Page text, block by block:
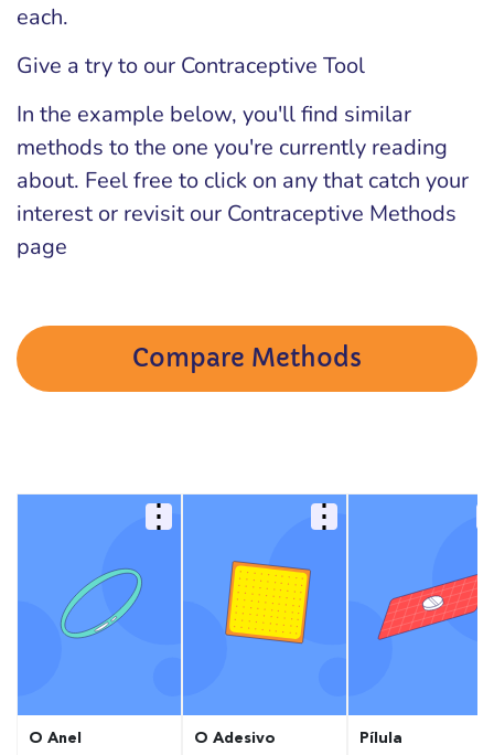
each.
Give a try to our Contraceptive Tool
In the example below, you'll find similar
methods to the one you're currently reading
about. Feel free to click on any that catch your
interest or revisit our Contraceptive Methods
page
Compare Methods
O Anel
O Adesivo
Pílula